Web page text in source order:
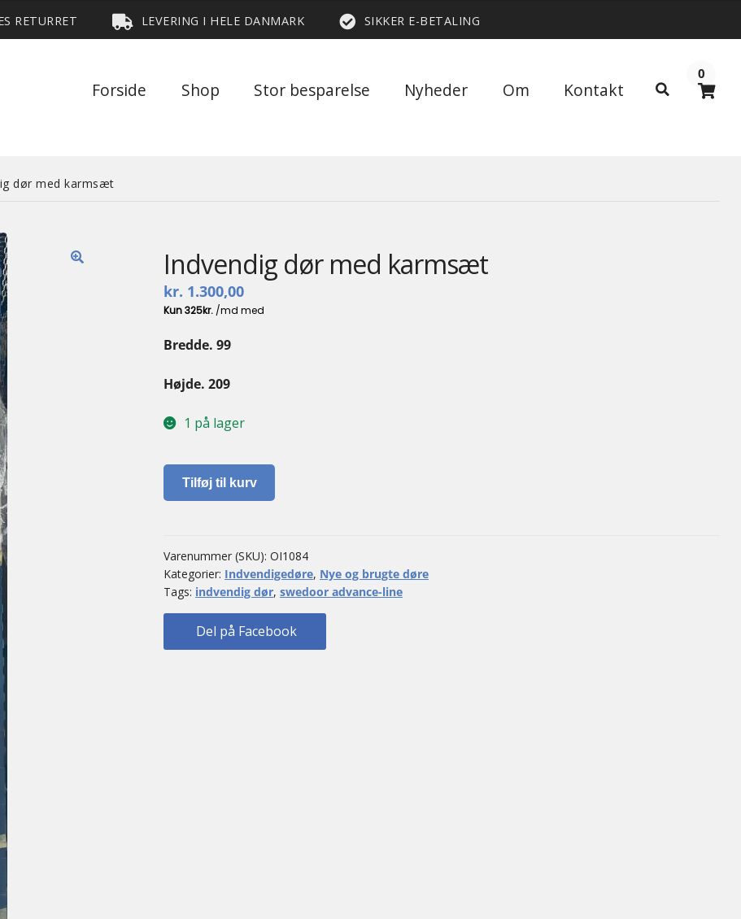
RETURRET LEVERING I HELE DANMARK SIKKER E-BETALING
Forside Shop Stor besparelse Nyheder Om Kontakt
Søg
0
dør med karmsæt
Indvendig dør med karmsæt
kr. 1.300,00
Bredde. 99
Højde. 209
1 på lager
Indvendig
dør
antal
Tilføj til kurv
Varenummer (SKU): OI1084
Kategorier: Indvendigedøre, Nye og brugte døre
Tags: indvendig dør, swedoor advance-line
Del på Facebook